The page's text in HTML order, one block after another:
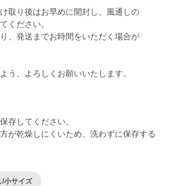
取り後はお早めに開封し、風通しの
ください。
、発送までお時間をいただく場合が
存してください。
が乾燥しにくいため、洗わずに保存する
/小サイズ